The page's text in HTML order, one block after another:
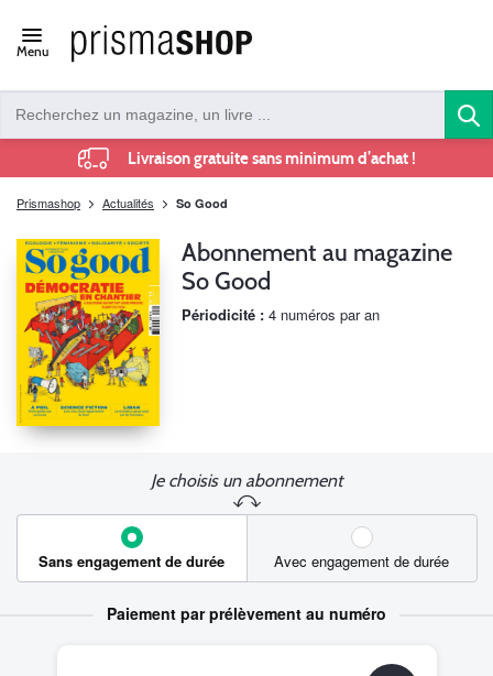
Open/close
navigation
Menu
Livraison gratuite sans minimum d’achat !
Prismashop Actualités So Good
Abonnement au magazine
So Good
Périodicité : 4 numéros par an
Je choisis un abonnement
Sans engagement de durée Avec engagement de durée
Paiement par prélèvement au numéro